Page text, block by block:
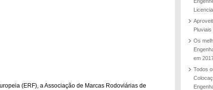
(ERF), a Associação de Marcas Rodoviárias de
Pluviais
Os
em
Todos